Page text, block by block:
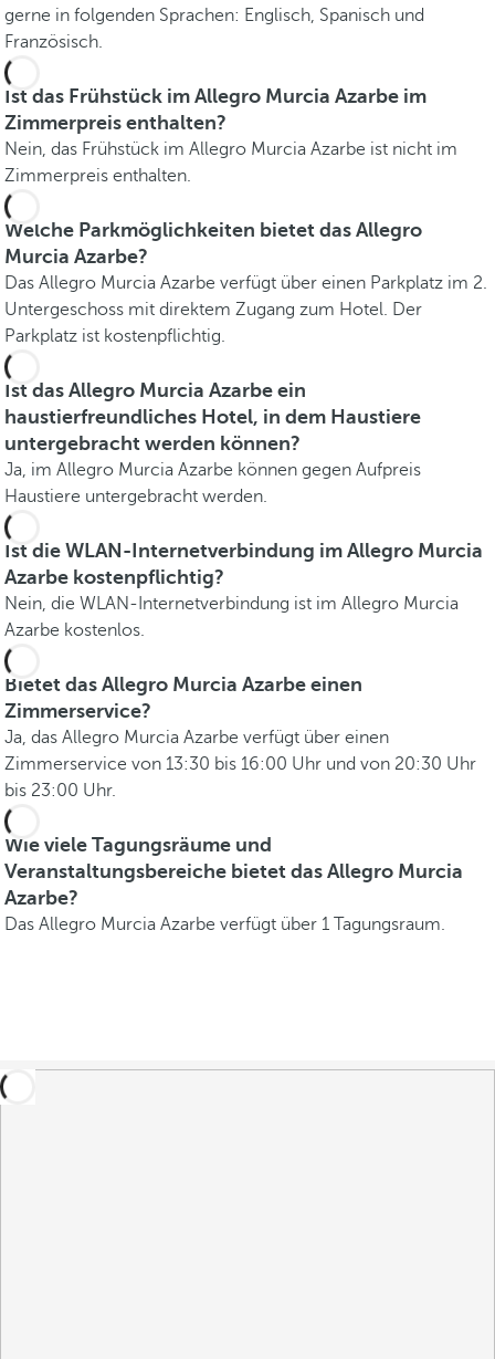
gerne in folgenden Sprachen: Englisch, Spanisch und
Französisch.
Ist das Frühstück im Allegro Murcia Azarbe im
Zimmerpreis enthalten?
Nein, das Frühstück im Allegro Murcia Azarbe ist nicht im
Zimmerpreis enthalten.
Welche Parkmöglichkeiten bietet das Allegro
Murcia Azarbe?
Das Allegro Murcia Azarbe verfügt über einen Parkplatz im 2.
Untergeschoss mit direktem Zugang zum Hotel. Der
Parkplatz ist kostenpflichtig.
Ist das Allegro Murcia Azarbe ein
haustierfreundliches Hotel, in dem Haustiere
untergebracht werden können?
Ja, im Allegro Murcia Azarbe können gegen Aufpreis
Haustiere untergebracht werden.
Ist die WLAN-Internetverbindung im Allegro Murcia
Azarbe kostenpflichtig?
Nein, die WLAN-Internetverbindung ist im Allegro Murcia
Azarbe kostenlos.
Bietet das Allegro Murcia Azarbe einen
Zimmerservice?
Ja, das Allegro Murcia Azarbe verfügt über einen
Zimmerservice von 13:30 bis 16:00 Uhr und von 20:30 Uhr
bis 23:00 Uhr.
Wie viele Tagungsräume und
Veranstaltungsbereiche bietet das Allegro Murcia
Azarbe?
Das Allegro Murcia Azarbe verfügt über 1 Tagungsraum.